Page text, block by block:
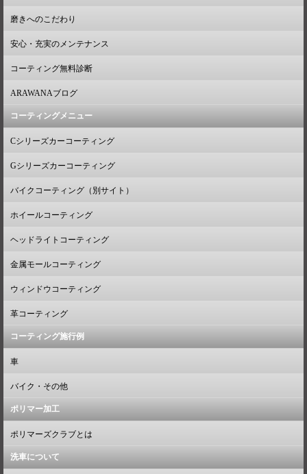
磨きへのこだわり
安心・充実のメンテナンス
コーティング無料診断
ARAWANAブログ
コーティングメニュー
Cシリーズカーコーティング
Gシリーズカーコーティング
バイクコーティング（別サイト）
ホイールコーティング
ヘッドライトコーティング
金属モールコーティング
ウィンドウコーティング
革コーティング
コーティング施行例
車
バイク・その他
ポリマー加工
ポリマーズクラブとは
洗車について